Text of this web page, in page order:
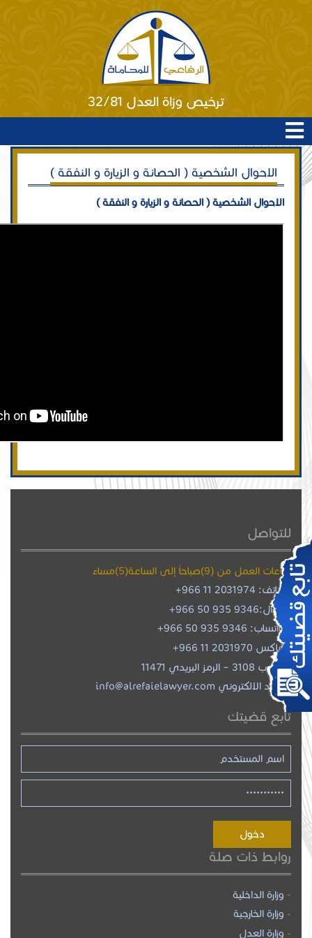
ترخيص وزاة العدل 32/81
الاحوال الشخصية ( الحصانة و الزيارة و النفقة )
الاحوال الشخصية ( الحصانة و الزيارة و النفقة )
للتواصل
ساعات العمل من (9)صباحاً إلى الساعة(5)مساءً
هاتف: 2031974 11 966+
جوال:+966 50 935 9346
واتساب: +966 50 935 9346
فاكس 2031970 11 966+
ص.ب 3108 – الرمز البريدي 11471
البريد الالكتروني info@alrefaielawyer.com
تابع قضيتك
روابط ذات صلة
وزارة الداخلية
وزارة الخارجية
وزارة العدل